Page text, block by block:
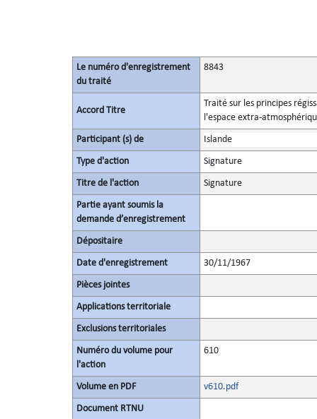
Le numéro d'enregistrement
du traité
8843
Accord Titre
Traité sur les principes
l'espace extra-
Participant (s) de Islande
Type d'action Signature
Titre de l'action Signature
Partie ayant soumis la
demande d’enregistrement
Dépositaire
Date d'enregistrement 30/11/1967
Pièces jointes
Applications territoriale
Exclusions territoriales
Numéro du volume pour
l'action
610
Volume en PDF v610.pdf
Document RTNU